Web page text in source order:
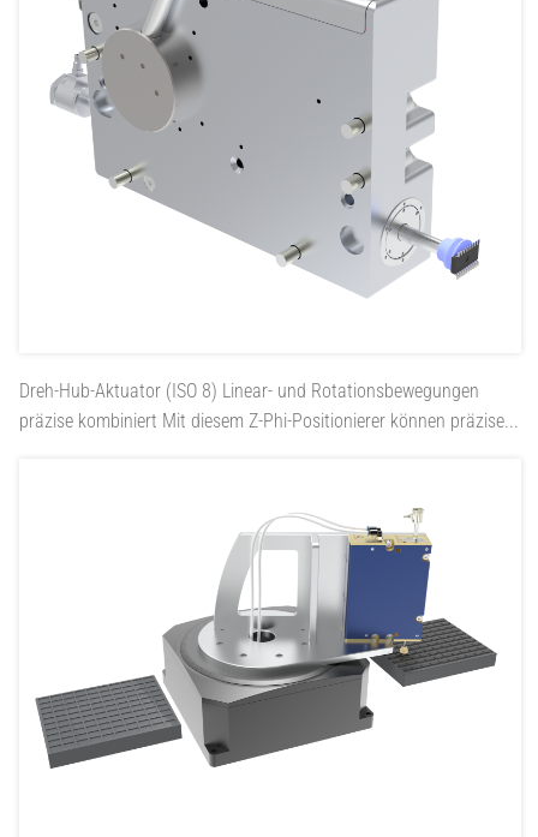
Dreh-Hub-Aktuator (ISO 8) Linear- und Rotationsbewegungen
präzise kombiniert Mit diesem Z-Phi-Positionierer können präzise...